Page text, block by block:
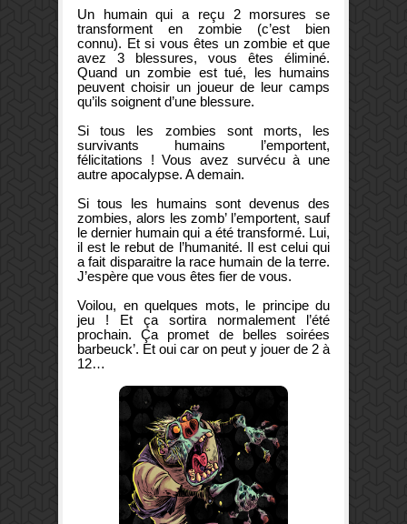
Un humain qui a reçu 2 morsures se
transforment en zombie (c’est bien
connu). Et si vous êtes un zombie et que
avez 3 blessures, vous êtes éliminé.
Quand un zombie est tué, les humains
peuvent choisir un joueur de leur camps
qu’ils soignent d’une blessure.
Si tous les zombies sont morts, les
survivants humains l’emportent,
félicitations ! Vous avez survécu à une
autre apocalypse. A demain.
Si tous les humains sont devenus des
zombies, alors les zomb’ l’emportent, sauf
le dernier humain qui a été transformé. Lui,
il est le rebut de l’humanité. Il est celui qui
a fait disparaitre la race humain de la terre.
J’espère que vous êtes fier de vous.
Voilou, en quelques mots, le principe du
jeu ! Et ça sortira normalement l’été
prochain. Ça promet de belles soirées
barbeuck’. Et oui car on peut y jouer de 2 à
12…